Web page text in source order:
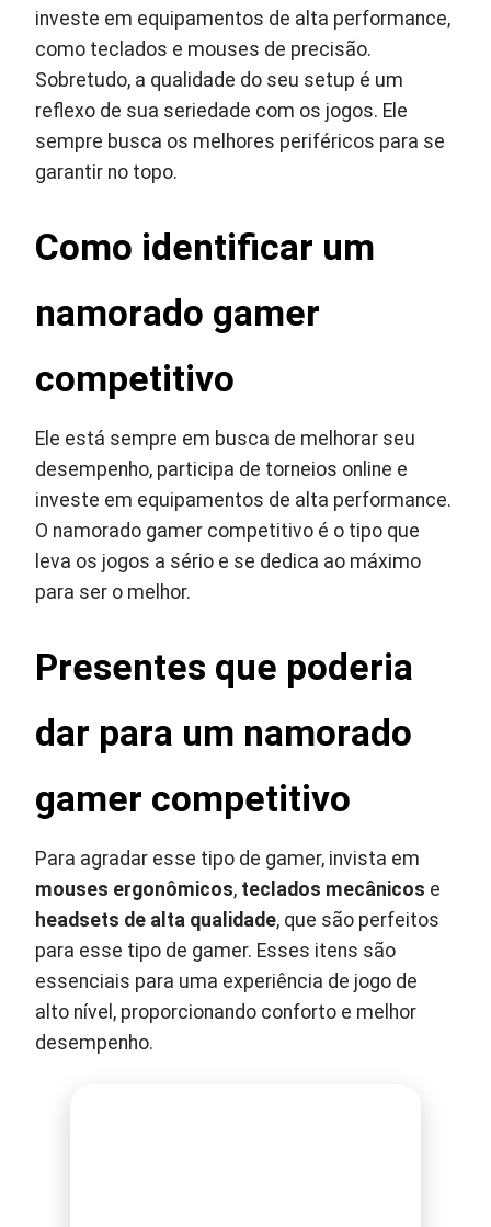
investe em equipamentos de alta performance,
como teclados e mouses de precisão.
Sobretudo, a qualidade do seu setup é um
reflexo de sua seriedade com os jogos. Ele
sempre busca os melhores periféricos para se
garantir no topo.
Como identificar um
namorado gamer
competitivo
Ele está sempre em busca de melhorar seu
desempenho, participa de torneios online e
investe em equipamentos de alta performance.
O namorado gamer competitivo é o tipo que
leva os jogos a sério e se dedica ao máximo
para ser o melhor.
Presentes que poderia
dar para um namorado
gamer competitivo
Para agradar esse tipo de gamer, invista em
mouses ergonômicos, teclados mecânicos e
headsets de alta qualidade, que são perfeitos
para esse tipo de gamer. Esses itens são
essenciais para uma experiência de jogo de
alto nível, proporcionando conforto e melhor
desempenho.